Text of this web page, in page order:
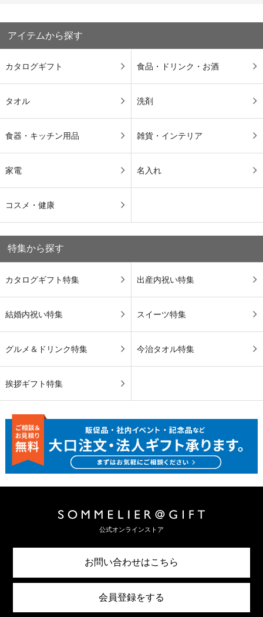
アイテムから探す
カタログギフト 食品・ドリンク・お酒
タオル 洗剤
食器・キッチン用品 雑貨・インテリア
家電 名入れ
コスメ・健康
特集から探す
カタログギフト特集 出産内祝い特集
結婚内祝い特集 スイーツ特集
グルメ＆ドリンク特集 今治タオル特集
挨拶ギフト特集
公式オンラインストア
お問い合わせはこちら
会員登録をする